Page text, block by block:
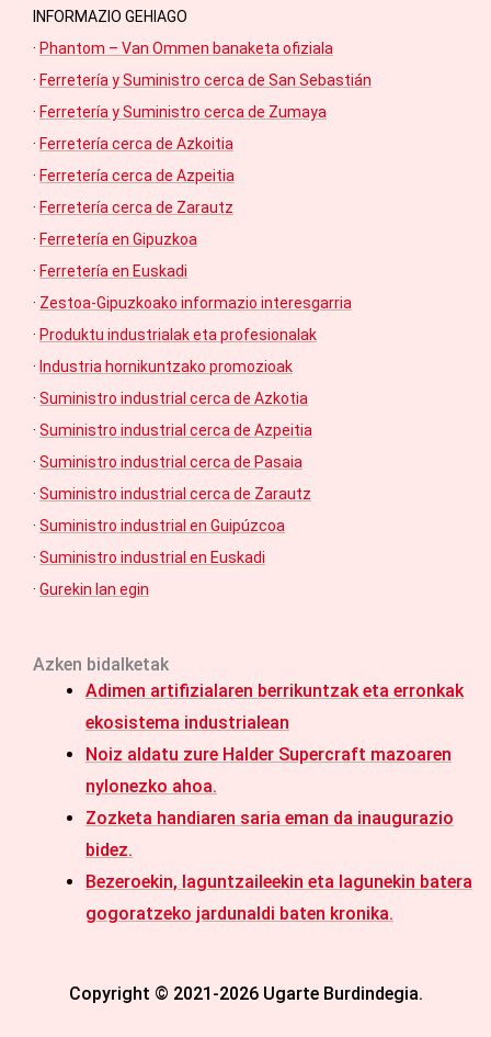
INFORMAZIO GEHIAGO
· Phantom – Van Ommen banaketa ofiziala
· Ferretería y Suministro cerca de San Sebastián
· Ferretería y Suministro cerca de Zumaya
· Ferretería cerca de Azkoitia
· Ferretería cerca de Azpeitia
· Ferretería cerca de Zarautz
· Ferretería en Gipuzkoa
· Ferretería en Euskadi
· Zestoa-Gipuzkoako informazio interesgarria
· Produktu industrialak eta profesionalak
· Industria hornikuntzako promozioak
· Suministro industrial cerca de Azkotia
· Suministro industrial cerca de Azpeitia
· Suministro industrial cerca de Pasaia
· Suministro industrial cerca de Zarautz
· Suministro industrial en Guipúzcoa
· Suministro industrial en Euskadi
· Gurekin lan egin
Azken bidalketak
Adimen artifizialaren berrikuntzak eta erronkak
ekosistema industrialean
Noiz aldatu zure Halder Supercraft mazoaren
nylonezko ahoa.
Zozketa handiaren saria eman da inaugurazio
bidez.
Bezeroekin, laguntzaileekin eta lagunekin batera
gogoratzeko jardunaldi baten kronika.
Copyright © 2021-2026 Ugarte Burdindegia.